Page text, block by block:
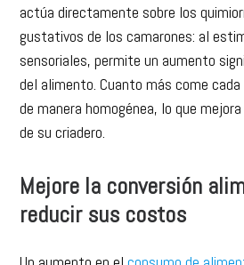
actúa directamente sobre los
gustativos de los camarones: al
sensoriales, permite un aumento
del alimento. Cuanto más come
de manera homogénea, lo que
de su criadero.
Mejore la conversión
reducir sus costos